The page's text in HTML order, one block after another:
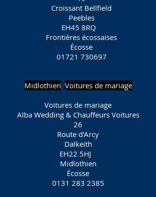
Croissant Bellfield
Peebles
EH45 8RQ
Frontières écossaises
Écosse
01721 730697
Midlothien Voitures de mariage
Voitures de mariage
Alba Wedding & Chauffeurs Voitures
26
Route d'Arcy
Dalkeith
EH22 5HJ
Midlothien
Écosse
0131 283 2385